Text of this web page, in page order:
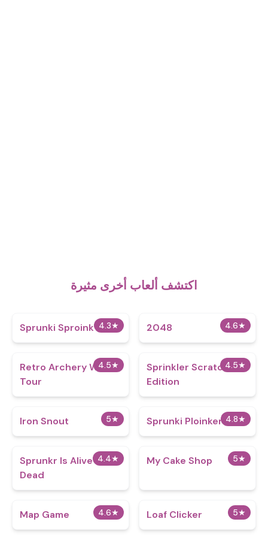
اكتشف ألعاب أخرى مثيرة
4.3★
Sprunki Sproink 4.6★
2048
4.5★
Retro Archery World
Tour
4.5★
Sprinkler Scratch
Edition
5★
Iron Snout 4.8★
Sprunki Ploinkers
4.4★
Sprunkr Is Alive Not
Dead
5★
My Cake Shop
4.6★
Map Game 5★
Loaf Clicker